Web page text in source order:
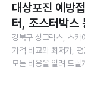
대상포진 예방
터, 조스터박스
강북구 싱그릭스, 스
가격 비교와 최저가,
모든 비용을 알려 드릴